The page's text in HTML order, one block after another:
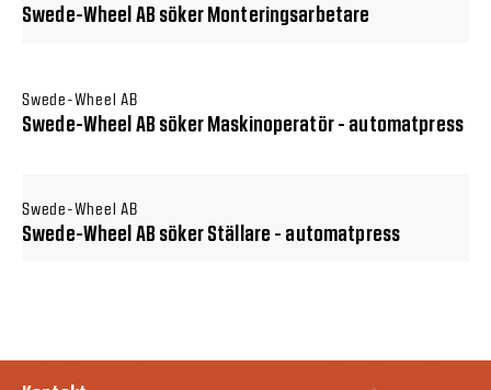
Swede-Wheel AB söker Monteringsarbetare
Swede-Wheel AB
Swede-Wheel AB söker Maskinoperatör - automatpress
Swede-Wheel AB
Swede-Wheel AB söker Ställare - automatpress